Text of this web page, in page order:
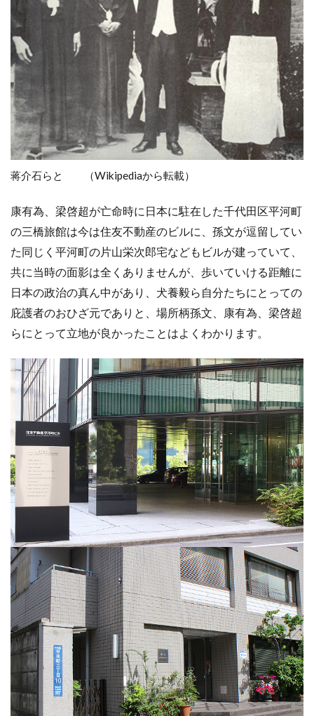
蒋介石らと （Wikipediaから転載）
康有為、梁啓超が亡命時に日本に駐在した千代田区平河町
の三橋旅館は今は住友不動産のビルに、孫文が逗留してい
た同じく平河町の片山栄次郎宅などもビルが建っていて、
共に当時の面影は全くありませんが、歩いていける距離に
日本の政治の真ん中があり、犬養毅ら自分たちにとっての
庇護者のおひざ元でありと、場所柄孫文、康有為、梁啓超
らにとって立地が良かったことはよくわかります。